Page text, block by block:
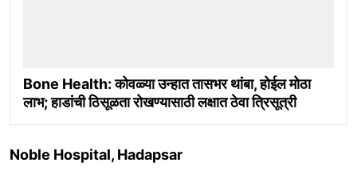
Bone Health: कोवळ्या उन्हात तासभर थांबा, होईल मोठा
लाभ; हाडांची ठिसूळता रोखण्यासाठी लक्षात ठेवा त्रिसूत्री
Noble Hospital, Hadapsar